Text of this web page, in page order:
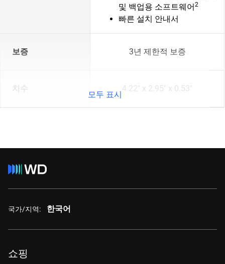
및 백업용 소프트웨어2
빠른 설치 안내서
보증 3년 제한적 보증
치수 4.22" x 2.95" x 0.53"
모두 표시
국가/지역: 한국어
쇼핑